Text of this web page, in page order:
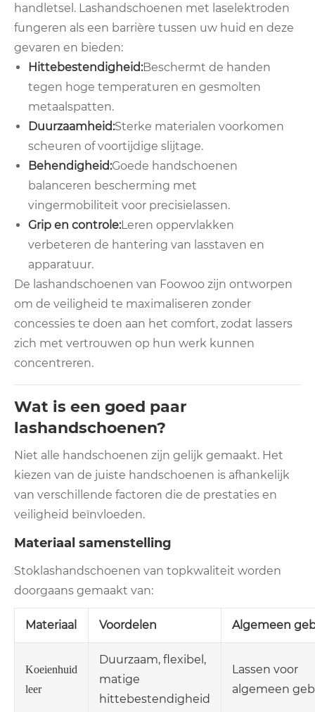
handletsel. Lashandschoenen met laselektroden
fungeren als een barrière tussen uw huid en deze
gevaren en bieden:
Hittebestendigheid:Beschermt de handen
tegen hoge temperaturen en gesmolten
metaalspatten.
Duurzaamheid:Sterke materialen voorkomen
scheuren of voortijdige slijtage.
Behendigheid:Goede handschoenen
balanceren bescherming met
vingermobiliteit voor precisielassen.
Grip en controle:Leren oppervlakken
verbeteren de hantering van lasstaven en
apparatuur.
De lashandschoenen van Foowoo zijn ontworpen
om de veiligheid te maximaliseren zonder
concessies te doen aan het comfort, zodat lassers
zich met vertrouwen op hun werk kunnen
concentreren.
Wat is een goed paar
lashandschoenen?
Niet alle handschoenen zijn gelijk gemaakt. Het
kiezen van de juiste handschoenen is afhankelijk
van verschillende factoren die de prestaties en
veiligheid beïnvloeden.
Materiaal samenstelling
Stoklashandschoenen van topkwaliteit worden
doorgaans gemaakt van:
Materiaal Voordelen Algemeen
Koeienhuid
leer
Duurzaam, flexibel,
matige
hittebestendigheid
Lassen voor
algemeen